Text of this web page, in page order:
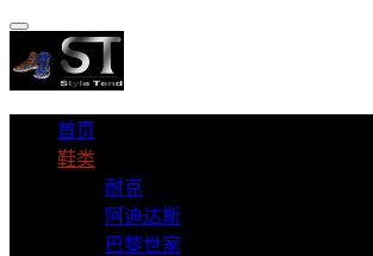
首页
鞋类
耐克
阿迪达斯
巴黎世家